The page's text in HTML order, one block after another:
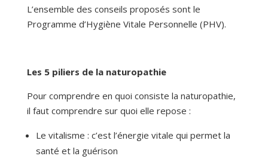
L’ensemble des conseils proposés sont le
Programme d’Hygiène Vitale Personnelle (PHV).
Les 5 piliers de la naturopathie
Pour comprendre en quoi consiste la naturopathie,
il faut comprendre sur quoi elle repose :
Le vitalisme : c’est l’énergie vitale qui permet la
santé et la guérison